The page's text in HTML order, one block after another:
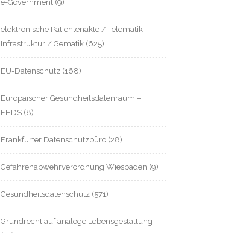
e-Government (9)
elektronische Patientenakte / Telematik-
Infrastruktur / Gematik (625)
EU-Datenschutz (168)
Europäischer Gesundheitsdatenraum –
EHDS (8)
Frankfurter Datenschutzbüro (28)
Gefahrenabwehrverordnung Wiesbaden (9)
Gesundheitsdatenschutz (571)
Grundrecht auf analoge Lebensgestaltung